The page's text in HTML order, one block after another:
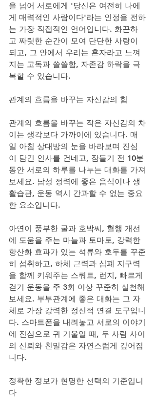
을 넘어 서로에게 '당신은 여전히 나에
게 매력적인 사람이다'라는 인정을 전하
는 가장 직접적인 언어입니다. 화끈하
고 짜릿한 순간이 모여 단단한 사랑이
되고, 그 안에서 우리는 혼자라고 느껴
지는 고독과 쓸쓸함, 자존감 하락을 극
복할 수 있습니다.
관계의 흐름을 바꾸는 자신감의 힘
관계의 흐름을 바꾸는 작은 자신감의 차
이는 생각보다 가까이에 있습니다. 매
일 아침 상대방의 눈을 바라보며 진심
이 담긴 인사를 건네고, 잠들기 전 10분
동안 서로의 하루를 나누는 대화를 가져
보세요. 남성 정력에 좋은 음식이나 생
활습관, 운동 역시 간과할 수 없는 중요
한 요소입니다.
아연이 풍부한 굴과 호박씨, 혈행 개선
에 도움을 주는 마늘과 토마토, 강력한
항산화 효과가 있는 석류와 호두를 꾸준
히 섭취하고, 하체 근력과 심폐 지구력
을 함께 키워주는 스쿼트, 런지, 빠르게
걷기 운동을 주 3회 이상 꾸준히 실천해
보세요. 부부관계에 좋은 대화는 그 자
체로 가장 강력한 정신적 연결 도구입니
다. 스마트폰을 내려놓고 서로의 이야기
에 진심으로 귀 기울일 때, 두 사람 사이
의 신뢰와 친밀감은 자연스럽게 깊어집
니다.
정확한 정보가 현명한 선택의 기준입니
다